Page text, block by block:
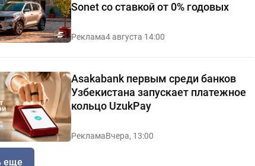
Sonet со ставкой от 0% годовых
Реклама4 августа 14:00
Asakabank первым среди банков
Узбекистана запускает платежное
кольцо UzukPay
РекламаВчера, 13:00
еще